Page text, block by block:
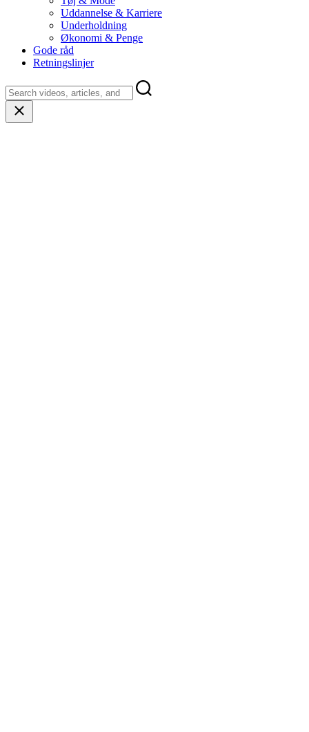
Uddannelse & Karriere
Underholdning
Økonomi & Penge
Gode råd
Retningslinjer
Close
search